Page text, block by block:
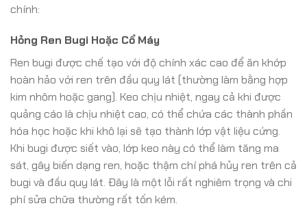
chính:
Hỏng Ren Bugi Hoặc Cổ Máy
Ren bugi được chế tạo với độ chính xác cao để ăn khớp
hoàn hảo với ren trên đầu quy lát (thường làm bằng hợp
kim nhôm hoặc gang). Keo chịu nhiệt, ngay cả khi được
quảng cáo là chịu nhiệt cao, có thể chứa các thành phần
hóa học hoặc khi khô lại sẽ tạo thành lớp vật liệu cứng.
Khi bugi được siết vào, lớp keo này có thể làm tăng ma
sát, gây biến dạng ren, hoặc thậm chí phá hủy ren trên cả
bugi và đầu quy lát. Đây là một lỗi rất nghiêm trọng và chi
phí sửa chữa thường rất tốn kém.